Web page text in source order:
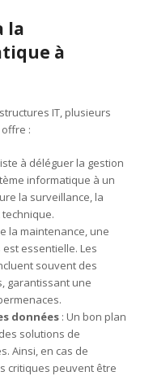
la
à
IT, plusieurs
:
à déléguer la gestion
informatique à un
la surveillance, la
la maintenance, une
essentielle. Les
souvent des
garantissant une
données : Un bon plan
solutions de
Ainsi, en cas de
critiques peuvent être